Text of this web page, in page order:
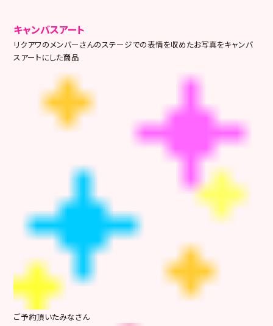
キャンバスアート
リクアワのメンバーさんのステージでの表情を収めたお写真をキャンバ
スアートにした商品
ご予約頂いたみなさん